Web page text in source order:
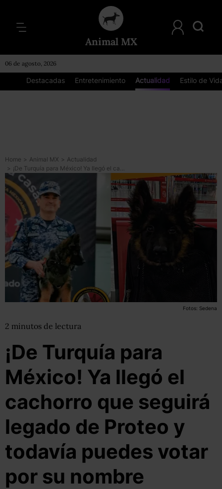
Animal MX
06 de agosto, 2026
Destacadas Entretenimiento Actualidad Estilo de
Home > Animal MX > Actualidad
>
¡De Turquía para México! Ya llegó el cachorro que seguirá legado de Proteo y todavía puedes votar por su nombre
Fotos: Sedena
2 minutos de lectura
¡De Turquía para
México! Ya llegó el
cachorro que seguirá
legado de Proteo y
todavía puedes votar
por su nombre